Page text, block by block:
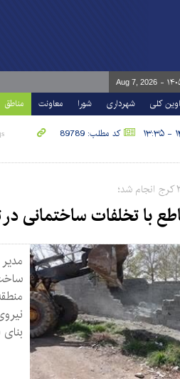
Aug 7, 2026
کلی شهرداری شورا معاونت مناطق
کد مطلب: 89789
با تخلفات ساختمانی